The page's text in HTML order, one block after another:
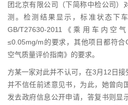
团北京有限公司（下简称中检公司）
测。检测结果显示，标准状态下
GB/T27630-2011《乘用车内空
≤0.05mg/m的要求，其他项目都符合
空气质量评价指南》的要求。
方某一家对此并不认可，在3月12日
并不信任前述意见书，为此，她曾向
发去政府信息公开申请，答复书则显